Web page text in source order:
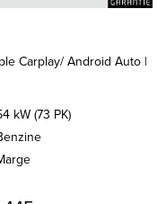
Carplay/ Android Auto |
kW (73 PK)